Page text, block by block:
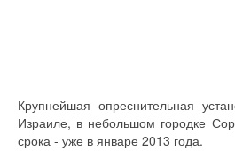
Крупнейшая опреснительная
Израиле, в небольшом городке
срока - уже в январе 2013 года.